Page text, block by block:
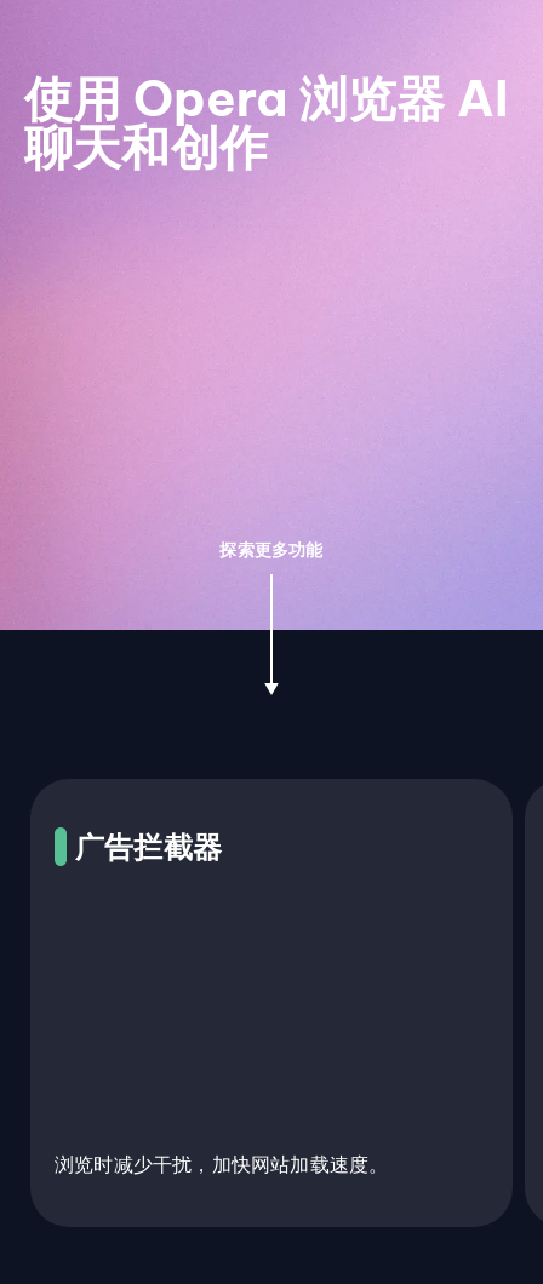
使用 Opera 浏览器 AI
聊天和创作
探索更多功能
广告拦截器
浏览时减少干扰，加快网站加载速度。